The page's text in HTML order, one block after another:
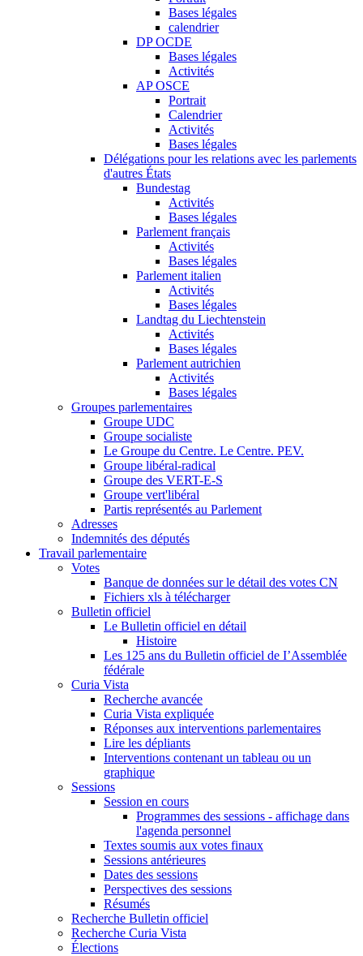
Bases légales
calendrier
DP OCDE
Bases légales
Activités
AP OSCE
Portrait
Calendrier
Activités
Bases légales
Délégations pour les relations avec les parlements
d'autres États
Bundestag
Activités
Bases légales
Parlement français
Activités
Bases légales
Parlement italien
Activités
Bases légales
Landtag du Liechtenstein
Activités
Bases légales
Parlement autrichien
Activités
Bases légales
Groupes parlementaires
Groupe UDC
Groupe socialiste
Le Groupe du Centre. Le Centre. PEV.
Groupe libéral-radical
Groupe des VERT-E-S
Groupe vert'libéral
Partis représentés au Parlement
Adresses
Indemnités des députés
Travail parlementaire
Votes
Banque de données sur le détail des votes CN
Fichiers xls à télécharger
Bulletin officiel
Le Bulletin officiel en détail
Histoire
Les 125 ans du Bulletin officiel de I’Assemblée
fédérale
Curia Vista
Recherche avancée
Curia Vista expliquée
Réponses aux interventions parlementaires
Lire les dépliants
Interventions contenant un tableau ou un
graphique
Sessions
Session en cours
Programmes des sessions - affichage dans
l'agenda personnel
Textes soumis aux votes finaux
Sessions antérieures
Dates des sessions
Perspectives des sessions
Résumés
Recherche Bulletin officiel
Recherche Curia Vista
Élections